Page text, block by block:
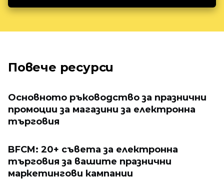
Повече ресурси
Основното ръководство за празнични
промоции за магазини за електронна
търговия
BFCM: 20+ съвета за електронна
търговия за вашите празнични
маркетингови кампании